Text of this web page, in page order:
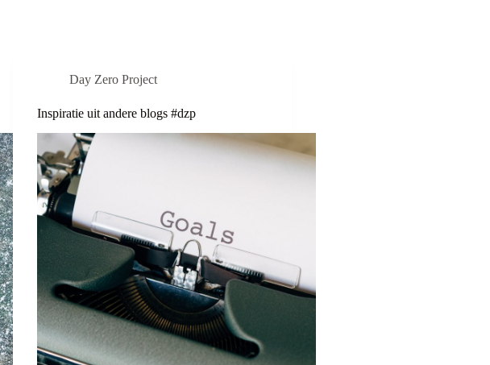
Day Zero Project
Inspiratie uit andere blogs #dzp